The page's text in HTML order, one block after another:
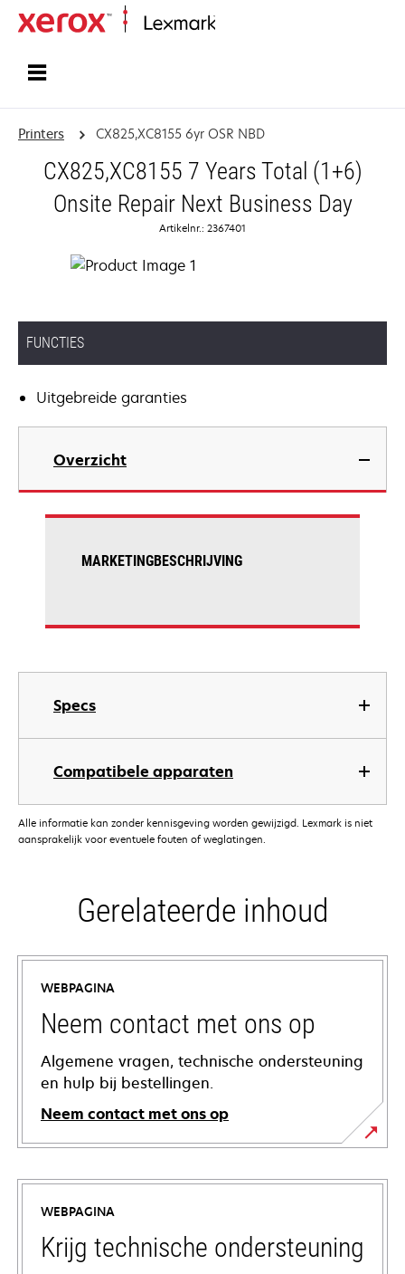
Printers CX825,XC8155 6yr OSR NBD
CX825,XC8155 7 Years Total (1+6)
Onsite Repair Next Business Day
Artikelnr.: 2367401
FUNCTIES
Uitgebreide garanties
Overzicht
Specs
Compatibele apparaten
MARKETINGBESCHRIJVING
Alle informatie kan zonder kennisgeving worden gewijzigd. Lexmark is niet
aansprakelijk voor eventuele fouten of weglatingen.
Gerelateerde inhoud
WEBPAGINA
Neem contact met ons op
Algemene vragen, technische ondersteuning
en hulp bij bestellingen.
Neem contact met ons op
WEBPAGINA
Krijg technische ondersteuning